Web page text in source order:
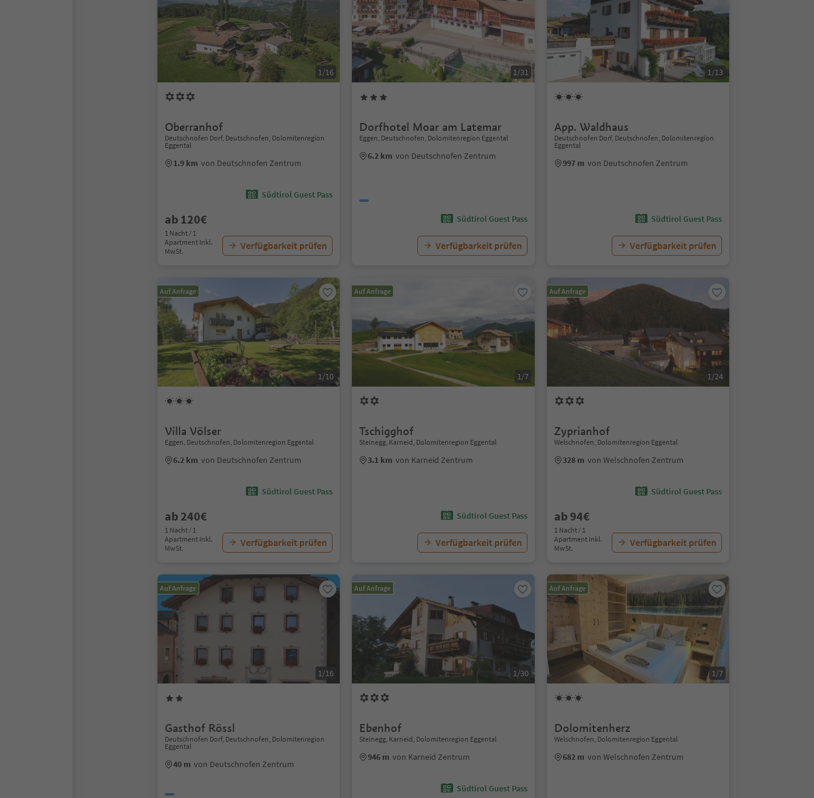
1/16
Oberranhof
Deutschnofen Dorf, Deutschnofen, Dolomitenregion
Eggental
1.9 km von Deutschnofen Zentrum
Südtirol Guest Pass
ab 120€
1 Nacht / 1
Apartment Inkl.
MwSt.
Verfügbarkeit prüfen
1/31
Dorfhotel Moar am Latemar
Eggen, Deutschnofen, Dolomitenregion Eggental
6.2 km von Deutschnofen Zentrum
Südtirol Guest Pass
Verfügbarkeit prüfen
1/13
App. Waldhaus
Deutschnofen Dorf, Deutschnofen, Dolomitenregion
Eggental
997 m von Deutschnofen Zentrum
Südtirol Guest Pass
Verfügbarkeit prüfen
Auf Anfrage
1/10
Villa Völser
Eggen, Deutschnofen, Dolomitenregion Eggental
6.2 km von Deutschnofen Zentrum
Südtirol Guest Pass
ab 240€
1 Nacht / 1
Apartment Inkl.
MwSt.
Verfügbarkeit prüfen
Auf Anfrage
1/7
Tschigghof
Steinegg, Karneid, Dolomitenregion Eggental
3.1 km von Karneid Zentrum
Südtirol Guest Pass
Verfügbarkeit prüfen
Auf Anfrage
1/24
Zyprianhof
Welschnofen, Dolomitenregion Eggental
328 m von Welschnofen Zentrum
Südtirol Guest Pass
ab 94€
1 Nacht / 1
Apartment Inkl.
MwSt.
Verfügbarkeit prüfen
Auf Anfrage
1/16
Gasthof Rössl
Deutschnofen Dorf, Deutschnofen, Dolomitenregion
Eggental
40 m von Deutschnofen Zentrum
Auf Anfrage
1/30
Ebenhof
Steinegg, Karneid, Dolomitenregion Eggental
946 m von Karneid Zentrum
Südtirol Guest Pass
Auf Anfrage
1/7
Dolomitenherz
Welschnofen, Dolomitenregion Eggental
682 m von Welschnofen Zentrum